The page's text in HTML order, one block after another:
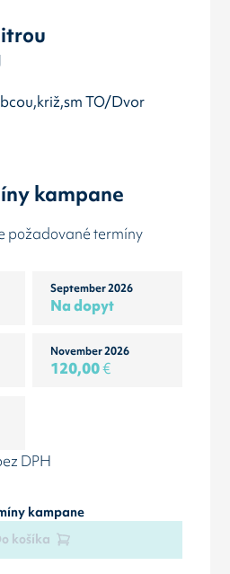
TO/Dvor
kampane
požadované termíny
September 2026
Na dopyt
November 2026
120,00€
DPH
kampane
košíka